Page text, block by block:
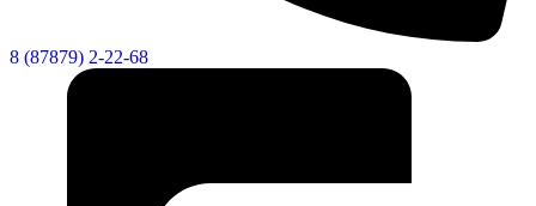
8 (87879) 2-22-68